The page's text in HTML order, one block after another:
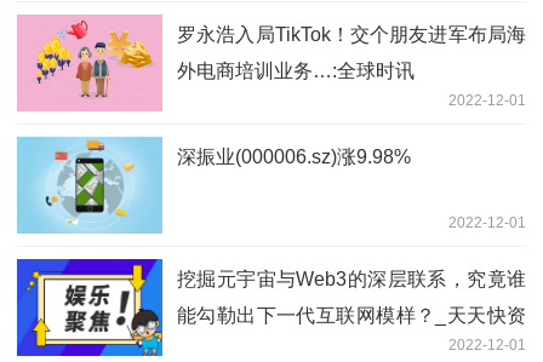
罗永浩入局TikTok！交个朋友进军布局海
外电商培训业务…:全球时讯
2022-12-01
深振业(000006.sz)涨9.98%
2022-12-01
挖掘元宇宙与Web3的深层联系，究竟谁
能勾勒出下一代互联网模样？_天天快资
2022-12-01